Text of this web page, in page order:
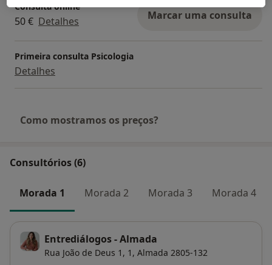
Consulta online
50 € Detalhes Marcar uma consulta
Primeira consulta Psicologia
Detalhes
Como mostramos os preços?
Consultórios (6)
Morada 1 Morada 2 Morada 3 Morada 4
Entrediálogos - Almada
Rua João de Deus 1, 1, Almada 2805-132